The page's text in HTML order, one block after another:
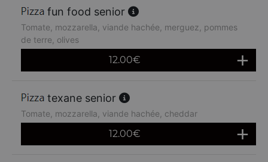
fun food senior
Tomate, mozzarella, viande hachée, merguez, pommes
de terre, olives
12.00€
texane senior
Tomate, mozzarella, viande hachée, cheddar
12.00€